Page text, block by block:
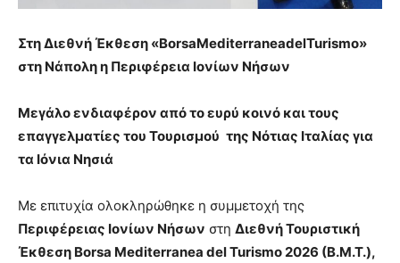
Στη Διεθνή Έκθεση «BorsaMediterraneadelTurismo»
στη Νάπολη η Περιφέρεια Ιονίων Νήσων
Μεγάλο ενδιαφέρον από το ευρύ κοινό και τους
επαγγελματίες του Τουρισμού της Νότιας Ιταλίας για
τα Ιόνια Νησιά
Με επιτυχία ολοκληρώθηκε η συμμετοχή της
Περιφέρειας Ιονίων Νήσων στη Διεθνή Τουριστική
Έκθεση Borsa Mediterranea del Turismo 2026 (B.M.T.),